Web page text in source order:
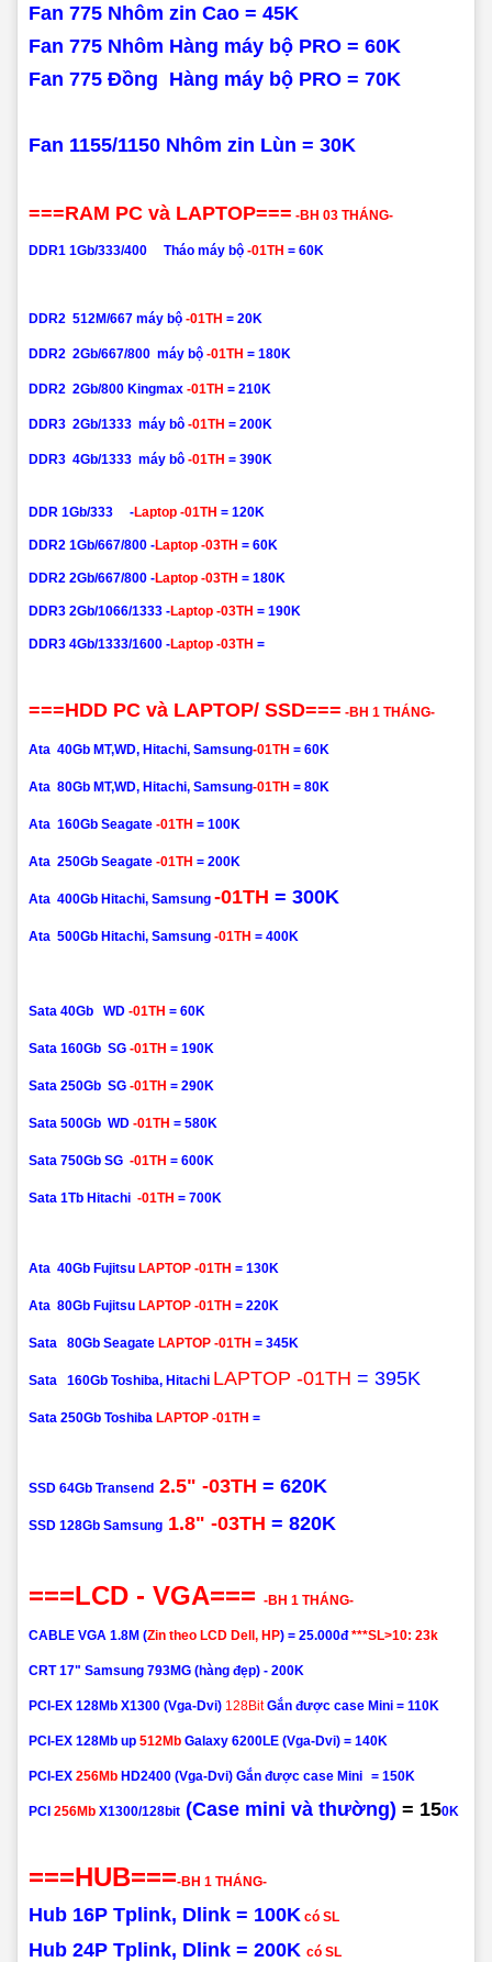
Fan 775 Nhôm zin Cao = 45K
Fan 775 Nhôm Hàng máy bộ PRO = 60K
Fan 775 Đồng Hàng máy bộ PRO = 70K
Fan 1155/1150 Nhôm zin Lùn = 30K
===RAM PC và LAPTOP=== -BH 03 THÁNG-
DDR1 1Gb/333/400 Tháo máy bộ -01TH = 60K
DDR2 512M/667 máy bộ -01TH = 20K
DDR2 2Gb/667/800 máy bộ -01TH = 180K
DDR2 2Gb/800 Kingmax -01TH = 210K
DDR3 2Gb/1333 máy bô -01TH = 200K
DDR3 4Gb/1333 máy bô -01TH = 390K
DDR 1Gb/333 -Laptop -01TH = 120K
DDR2 1Gb/667/800 -Laptop -03TH = 60K
DDR2 2Gb/667/800 -Laptop -03TH = 180K
DDR3 2Gb/1066/1333 -Laptop -03TH = 190K
DDR3 4Gb/1333/1600 -Laptop -03TH =
===HDD PC và LAPTOP/ SSD=== -BH 1 THÁNG-
Ata 40Gb MT,WD, Hitachi, Samsung-01TH = 60K
Ata 80Gb MT,WD, Hitachi, Samsung-01TH = 80K
Ata 160Gb Seagate -01TH = 100K
Ata 250Gb Seagate -01TH = 200K
Ata 400Gb Hitachi, Samsung -01TH = 300K
Ata 500Gb Hitachi, Samsung -01TH = 400K
Sata 40Gb WD -01TH = 60K
Sata 160Gb SG -01TH = 190K
Sata 250Gb SG -01TH = 290K
Sata 500Gb WD -01TH = 580K
Sata 750Gb SG -01TH = 600K
Sata 1Tb Hitachi -01TH = 700K
Ata 40Gb Fujitsu LAPTOP -01TH = 130K
Ata 80Gb Fujitsu LAPTOP -01TH = 220K
Sata 80Gb Seagate LAPTOP -01TH = 345K
Sata 160Gb Toshiba, Hitachi LAPTOP -01TH = 395K
Sata 250Gb Toshiba LAPTOP -01TH =
SSD 64Gb Transend 2.5" -03TH = 620K
SSD 128Gb Samsung 1.8" -03TH = 820K
===LCD - VGA=== -BH 1 THÁNG-
CABLE VGA 1.8M (Zin theo LCD Dell, HP) = 25.000đ ***SL>10: 23k
CRT 17" Samsung 793MG (hàng đẹp) - 200K
PCI-EX 128Mb X1300 (Vga-Dvi) 128BitGắn được case Mini = 110K
PCI-EX 128Mb up 512Mb Galaxy 6200LE (Vga-Dvi) = 140K
PCI-EX 256Mb HD2400 (Vga-Dvi) Gắn được case Mini = 150K
PCI 256Mb X1300/128bit (Case mini và thường) = 150K
===HUB===-BH 1 THÁNG-
Hub 16P Tplink, Dlink = 100K có SL
Hub 24P Tplink, Dlink = 200K có SL